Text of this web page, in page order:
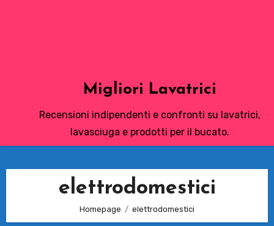
Migliori Lavatrici
Recensioni indipendenti e confronti su lavatrici,
lavasciuga e prodotti per il bucato.
elettrodomestici
Homepage elettrodomestici